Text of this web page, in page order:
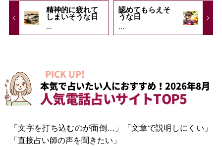
精神的に疲れて
しまいそうな日
...
認めてもらえそ
うな日
...
PICK UP!
本気で占いたい人におすすめ！2026年8月
人気電話占いサイトTOP5
「文字を打ち込むのが面倒…」「文章で説明しにくい」
「直接占い師の声を聞きたい」